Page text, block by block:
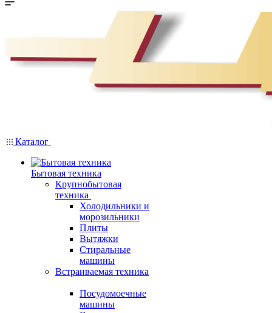
Каталог
Бытовая техника
Крупнобытовая
техника
Холодильники и
морозильники
Плиты
Вытяжки
Стиральные
машины
Встраиваемая техника
Посудомоечные
машины